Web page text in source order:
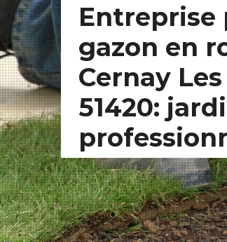
Entreprise
gazon en
Cernay
51420: